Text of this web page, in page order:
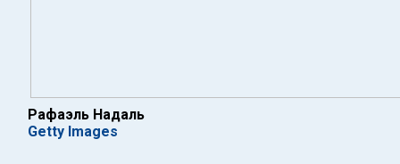
Рафаэль Надаль
Getty Images